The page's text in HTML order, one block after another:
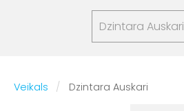
Dzintara Auskari
Veikals Dzintara Auskari